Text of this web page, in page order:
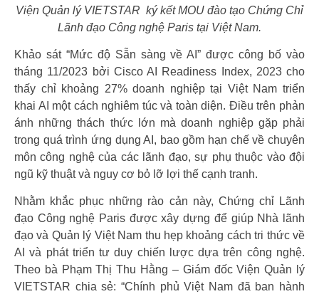
Viện Quản lý VIETSTAR ký kết MOU đào tạo Chứng Chỉ
Lãnh đạo Công nghệ Paris tại Việt Nam.
Khảo sát “Mức độ Sẵn sàng về AI” được công bố vào
tháng 11/2023 bởi Cisco AI Readiness Index, 2023 cho
thấy chỉ khoảng 27% doanh nghiệp tại Việt Nam triển
khai AI một cách nghiêm túc và toàn diện. Điều trên phản
ánh những thách thức lớn mà doanh nghiệp gặp phải
trong quá trình ứng dụng AI, bao gồm hạn chế về chuyên
môn công nghệ của các lãnh đạo, sự phụ thuộc vào đội
ngũ kỹ thuật và nguy cơ bỏ lỡ lợi thế cạnh tranh.
Nhằm khắc phục những rào cản này, Chứng chỉ Lãnh
đạo Công nghệ Paris được xây dựng để giúp Nhà lãnh
đạo và Quản lý Việt Nam thu hẹp khoảng cách tri thức về
AI và phát triển tư duy chiến lược dựa trên công nghệ.
Theo bà Phạm Thị Thu Hằng – Giám đốc Viện Quản lý
VIETSTAR chia sẻ: “Chính phủ Việt Nam đã ban hành